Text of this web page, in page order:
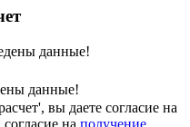
данные!
данные!
вы даете согласие на